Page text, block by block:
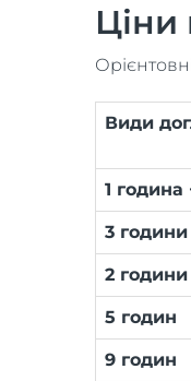
Ціни
Види
1 година
3
2 години
5 годин
9 годин